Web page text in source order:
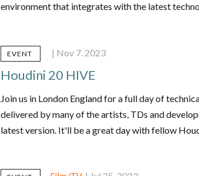
environment that integrates with the latest
EVENT | Nov 7. 2023
Houdini 20 HIVE
Join us in London England for a full day of
delivered by many of the artists, TDs and
latest version. It'll be a great day with fellow